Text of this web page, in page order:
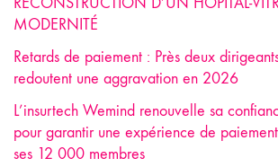
MODERNITÉ
Retards de paiement : Près deux
redoutent une aggravation en 2026
L’insurtech Wemind renouvelle sa
pour garantir une expérience de
ses 12 000 membres